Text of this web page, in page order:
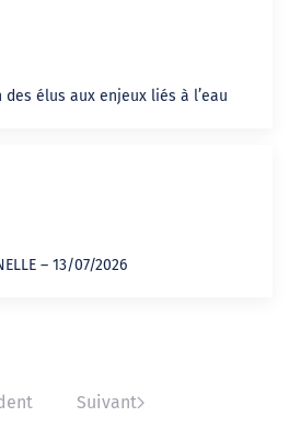
élus aux enjeux liés à l’eau
– 13/07/2026
Suivant